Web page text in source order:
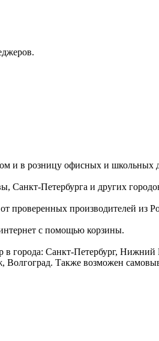
и в розницу офисных и
Петербурга и других
проверенных производителей
с помощью корзины.
города: Санкт-Петербург,
Также возможен